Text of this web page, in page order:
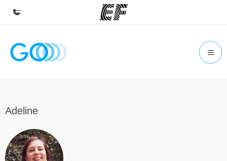
Accueil
Trouver un bureau
Adeline